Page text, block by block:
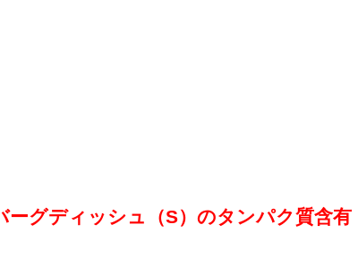
ーグディッシュ（S）のタンパク質含有